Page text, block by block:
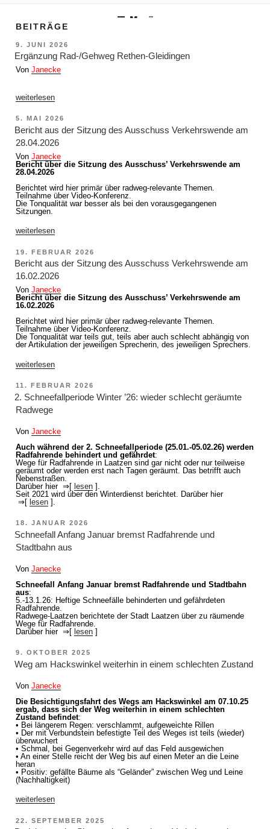
Menü
BEITRÄGE
VERÖFFENTLICHT
9. JUNI 2026
Ergänzung Rad-/Gehweg Rethen-Gleidingen
VonJanecke
„Ergänzung
Rad-/Gehweg
Gleidingen“
weiterlesen
VERÖFFENTLICHT
5. MAI 2026
Bericht aus der Sitzung des Ausschuss Verkehrswende am
28.04.2026
VonJanecke
Bericht über die Sitzung des Ausschuss’ Verkehrswende am
28.04.2026
Berichtet wird hier primär über radweg-relevante Themen.
Teilnahme über Video-Konferenz.
Die Tonqualität war besser als bei den vorausgegangenen
Sitzungen.
„Bericht
aus
Sitzung
des
Ausschuss
Verkehrswende
am
28.04.2026“
weiterlesen
VERÖFFENTLICHT
19. FEBRUAR 2026
Bericht aus der Sitzung des Ausschuss Verkehrswende am
16.02.2026
VonJanecke
Bericht über die Sitzung des Ausschuss’ Verkehrswende am
16.02.2026
Berichtet wird hier primär über radweg-relevante Themen.
Teilnahme über Video-Konferenz.
Die Tonqualität war teils gut, teils aber auch schlecht abhängig von
der Artikulation der jeweiligen Sprecherin, des jeweiligen Sprechers.
„Bericht
aus
Sitzung
des
Ausschuss
Verkehrswende
16.02.2026“
weiterlesen
VERÖFFENTLICHT
11. FEBRUAR 2026
2. Schneefallperiode Winter ’26: wieder schlecht geräumte
Radwege
VonJanecke
Auch während der 2. Schneefallperiode (25.01.-05.02.26) werden
Radfahrende behindert und gefährdet:
Wege für Radfahrende in Laatzen sind gar nicht oder nur teilweise
geräumt oder werden erst nach Tagen geräumt. Das betrifft auch
Nebenstraßen.
Darüber hier ⇒[lesen ].
Seit 2021 wird über den Winterdienst berichtet. Darüber hier
⇒[lesen ].
VERÖFFENTLICHT
18. JANUAR 2026
Schneefall Anfang Januar bremst Radfahrende und
Stadtbahn aus
VonJanecke
Schneefall Anfang Januar bremst Radfahrende und Stadtbahn
aus:
5.-13.1.26: Heftige Schneefälle behinderten und gefährdeten
Radfahrende.
Radwege-Laatzen berichtete der Stadt Laatzen über zu räumende
Wege für Radfahrende.
Darüber hier ⇒[lesen ]
VERÖFFENTLICHT
9. OKTOBER 2025
Weg am Hackswinkel weiterhin in einem schlechten Zustand
VonJanecke
Die Besichtigungsfahrt des Wegs am Hackswinkel am 07.10.25
ergab, dass sich der Weg weiterhin in einem schlechten
Zustand befindet:
• Bei längerem Regen: verschlammt, aufgeweichte Rillen
• Der mit Verbundstein befestigte Teil des Weges ist teils (wieder)
überwuchert
• Schmal, bei Gegenverkehr wird auf das Feld ausgewichen
• An einer Stelle reicht der Weg bis auf einen Meter an die Leine
heran
• Positiv: gefällte Bäume als “Geländer” zwischen Weg und Leine
(Nachhaltigkeit)
„Weg
am
weiterhin
weiterlesen
VERÖFFENTLICHT
22. SEPTEMBER 2025